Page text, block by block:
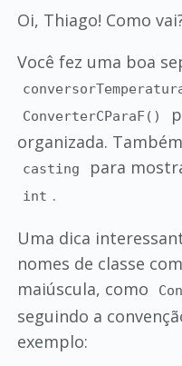
Oi, Thiago! Como
Você fez uma boa
ConverterCParaF()
organizada.
casting para
int .
Uma dica
nomes de classe
maiúscula, como
seguindo a
exemplo: